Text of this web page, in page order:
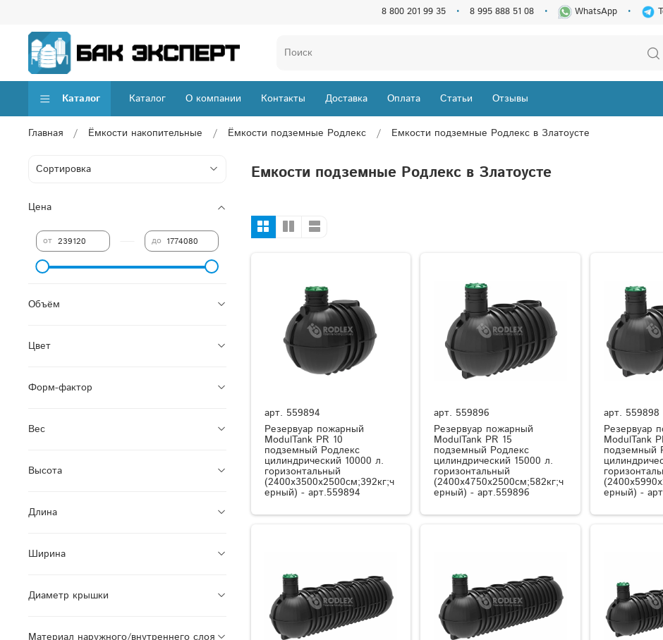
8 800 201 99 35 8 995 888 51 08 WhatsApp
Каталог Каталог О компании Контакты Доставка Оплата Статьи Отзывы
Главная Ёмкости накопительные Ёмкости подземные Родлекс Емкости подземные Родлекс в Златоусте
Емкости подземные Родлекс в Златоусте
арт. 559894
Резервуар пожарный
ModulTank PR 10
подземный Родлекс
цилиндрический 10000 л.
горизонтальный
(2400x3500x2500см;392кг;ч
ерный) - арт.559894
арт. 559896
Резервуар пожарный
ModulTank PR 15
подземный Родлекс
цилиндрический 15000 л.
горизонтальный
(2400x4750x2500см;582кг;ч
ерный) - арт.559896
арт. 559898
Резервуар
ModulTank
подземный
ерный) -
Цена
от до
Объём
Цвет
Форм-фактор
Вес
Высота
Длина
Ширина
Диаметр крышки